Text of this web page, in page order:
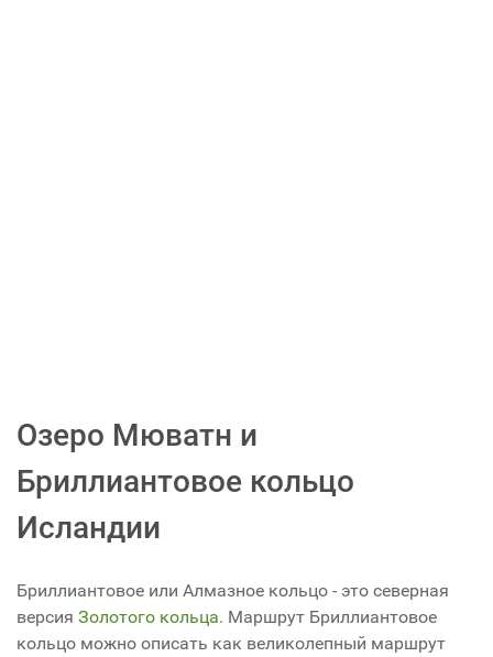
Озеро Мюватн и
Бриллиантовое кольцо
Исландии
Бриллиантовое или Алмазное кольцо - это северная
версия Золотого кольца. Маршрут Бриллиантовое
кольцо можно описать как великолепный маршрут